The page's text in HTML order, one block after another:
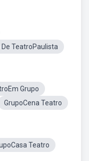
De TeatroPaulista
Grupo
GrupoCena Teatro
Teatro